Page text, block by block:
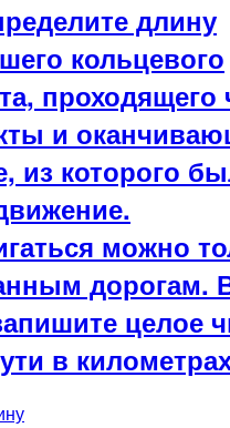
длину
кольцевого
проходящего
и
из которого
можно
дорогам.
целое
в